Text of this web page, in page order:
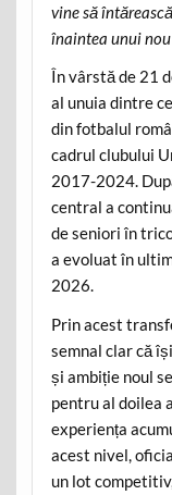
vine să
înaintea unui
În vârstă de 21
al unuia dintre
din fotbalul
cadrul clubului
2017-2024.
central a
de seniori în
a evoluat în
2026.
Prin acest
semnal clar că
și ambiție noul
pentru al doilea
experiența
acest nivel,
un lot